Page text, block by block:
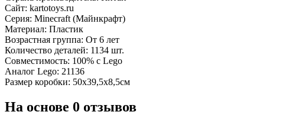
Сайт: kartotoys.ru
Серия: Minecraft (Майнкрафт)
Материал: Пластик
Возрастная группа: От 6 лет
Количество деталей: 1134 шт.
Совместимость: 100% с Lego
Аналог Lego: 21136
Размер коробки: 50х39,5х8,5см
На основе 0 отзывов